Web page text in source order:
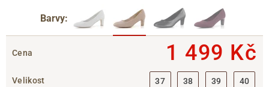
Barvy:
Cena 1 499 Kč
Velikost 37 38 39 40